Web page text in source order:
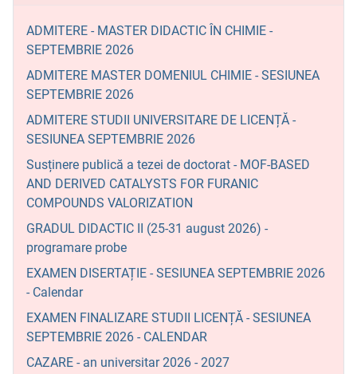
ADMITERE - MASTER DIDACTIC ÎN CHIMIE -
SEPTEMBRIE 2026
ADMITERE MASTER DOMENIUL CHIMIE - SESIUNEA
SEPTEMBRIE 2026
ADMITERE STUDII UNIVERSITARE DE LICENȚĂ -
SESIUNEA SEPTEMBRIE 2026
Susținere publică a tezei de doctorat - MOF-BASED
AND DERIVED CATALYSTS FOR FURANIC
COMPOUNDS VALORIZATION
GRADUL DIDACTIC II (25-31 august 2026) -
programare probe
EXAMEN DISERTAȚIE - SESIUNEA SEPTEMBRIE 2026
- Calendar
EXAMEN FINALIZARE STUDII LICENȚĂ - SESIUNEA
SEPTEMBRIE 2026 - CALENDAR
CAZARE - an universitar 2026 - 2027